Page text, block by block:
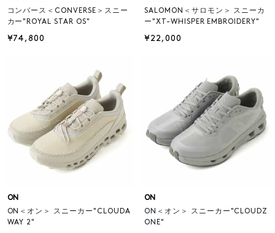
コンバース＜CONVERSE＞スニー
カー"ROYAL STAR OS"
¥74,800
SALOMON＜サロモン＞ スニーカ
ー"XT-WHISPER EMBROIDERY"
¥22,000
ON
ON＜オン＞ スニーカー"CLOUDA
WAY 2"
ON
ON＜オン＞ スニーカー"CLOUDZ
ONE"